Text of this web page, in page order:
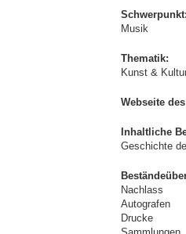
Schwerpunkt:
Musik
Thematik:
Kunst &
Webseite
Inhaltliche
Geschichte
Nachlass
Autografen
Drucke